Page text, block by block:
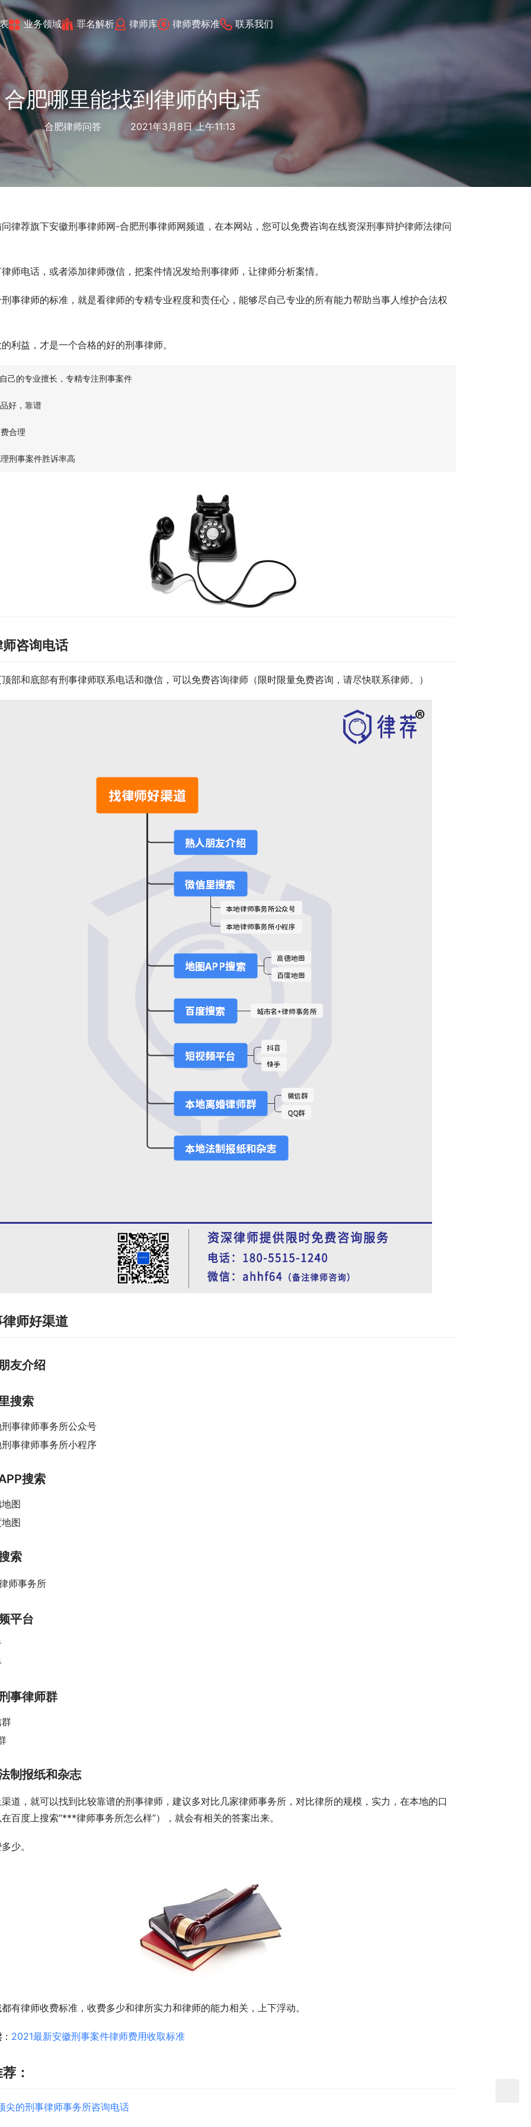
业务领域 罪名解析 律师库 律师费标准 联系我们
合肥哪里能找到律师的电话
合肥律师问答 2021年3月8日 上午11:13
律荐旗下安徽刑事律师网-合肥刑事律师网频道，在本网站，您可以免费咨询在线资深刑事辩护律师法律问
师电话，或者添加律师微信，把案件情况发给刑事律师，让律师分析案情。
事律师的标准，就是看律师的专精专业程度和责任心，能够尽自己专业的所有能力帮助当事人维护合法权
利益，才是一个合格的好的刑事律师。
己的专业擅长，专精专注刑事案件
好，靠谱
合理
刑事案件胜诉率高
咨询电话
部和底部有刑事律师联系电话和微信，可以免费咨询律师（限时限量免费咨询，请尽快联系律师。）
师好渠道
友介绍
搜索
事律师事务所公众号
事律师事务所小程序
搜索
图
图
索
师事务所
平台
事律师群
制报纸和杂志
道，就可以找到比较靠谱的刑事律师，建议多对比几家律师事务所，对比律所的规模，实力，在本地的口
百度上搜索“***律师事务所怎么样”），就会有相关的答案出来。
少。
有律师收费标准，收费多少和律所实力和律师的能力相关，上下浮动。
： 2021最新安徽刑事案件律师费用收取标准
：
尖的刑事律师事务所咨询电话